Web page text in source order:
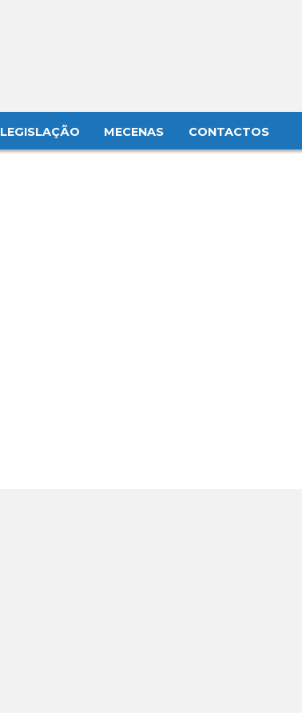
LEGISLAÇÃO MECENAS CONTACTOS